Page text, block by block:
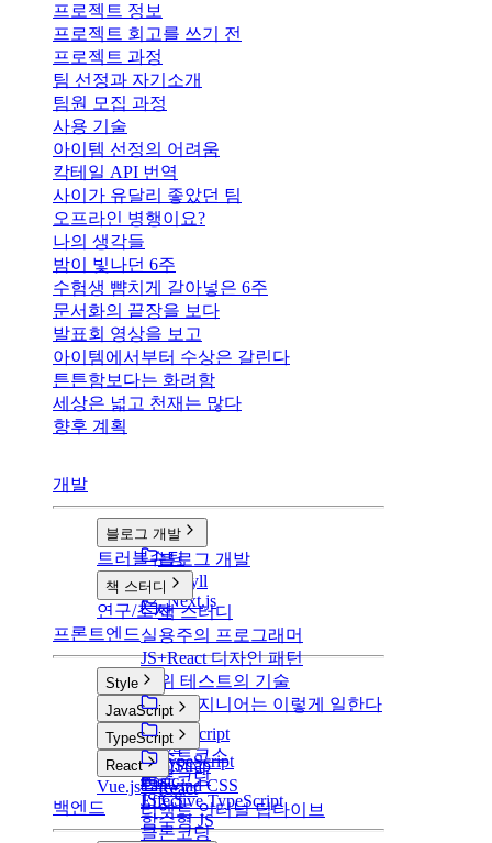
프로젝트 정보
프로젝트 회고를 쓰기 전
프로젝트 과정
팀 선정과 자기소개
팀원 모집 과정
사용 기술
아이템 선정의 어려움
칵테일 API 번역
사이가 유달리 좋았던 팀
오프라인 병행이요?
나의 생각들
밤이 빛나던 6주
수험생 뺨치게 갈아넣은 6주
문서화의 끝장을 보다
발표회 영상을 보고
아이템에서부터 수상은 갈린다
튼튼함보다는 화려함
세상은 넓고 천재는 많다
향후 계획
개발
블로그 개발
블로그 개발
v1: Jekyll
v2: Next.js
트러블슈팅
책 스터디
책 스터디
실용주의 프로그래머
JS+React 디자인 패턴
단위 테스트의 기술
구글 엔지니어는 이렇게 일한다
연구/조사
프론트엔드
Style
Style
CSS
SCSS
BootStrap
Tailwind CSS
JavaScript
JavaScript
부스트코스
클론코딩
JS CS
함수형 JS
TypeScript
TypeScript
Basic
Effective TypeScript
React
React
리액트 인터널 딥다이브
클론코딩
Vue.js
백엔드